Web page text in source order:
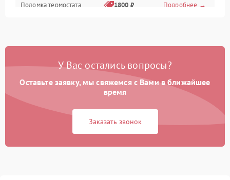
Поломка термостата 1800 ₽ Подробнее →
Образование конденсата
1800 ₽ Подробнее →
Сбой в работе инвертора
работе
2000 ₽ Подробнее →
У Вас остались вопросы?
Оставьте заявку, мы свяжемся с Вами в ближайшее
время
Заказать звонок